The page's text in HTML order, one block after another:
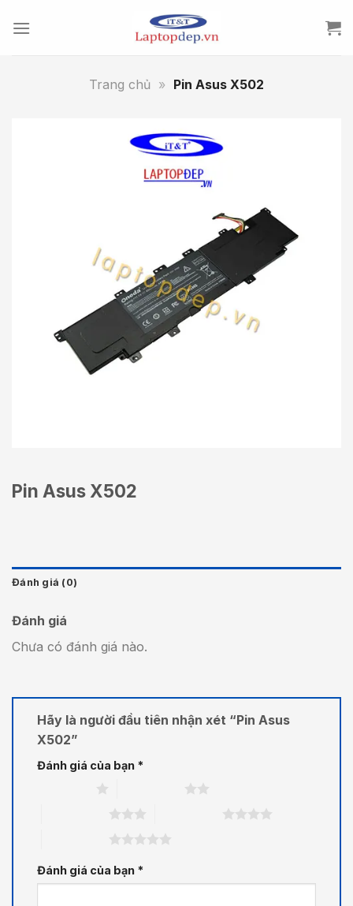
Trang chủ » Pin Asus X502
Pin Asus X502
Đánh giá (0)
Đánh giá
Chưa có đánh giá nào.
Hãy là người đầu tiên nhận xét “Pin Asus
X502”
Đánh giá của bạn *
Đánh giá của bạn *